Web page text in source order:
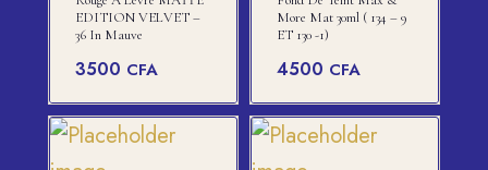
EDITION VELVET –
36 In Mauve
3500 CFA
More Mat 30ml ( 134 – 9
ET 130 -1)
4500 CFA